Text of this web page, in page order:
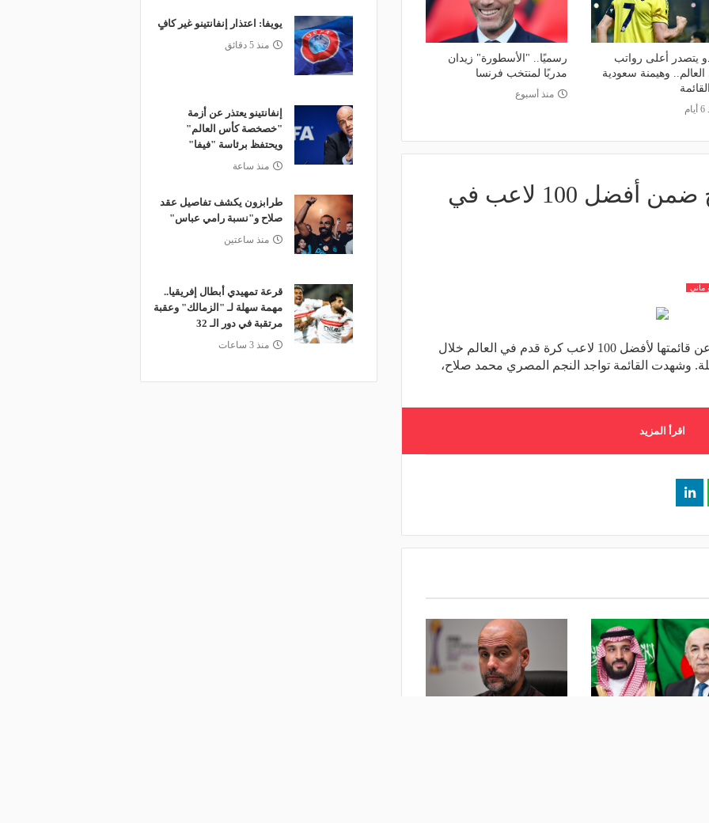
يتصدر أعلى رواتب
العالم.. وهيمنة سعودية
رسميًا.. "الأسطورة" زيدان
مدربًا لمنتخب فرنسا
منذ أسبوع
بالصور - محمد صلاح ضمن أفضل 100 لاعب في
ماني
كشفت صحيفة ذا جارديان البريطانية عن قائمتها لأفضل 100 لاعب كرة قدم في العالم خلال
قليلة. وشهدت القائمة تواجد النجم المصري محمد صلاح،
اقرأ المزيد
يويفا: اعتذار إنفانتينو غير كافٍ
منذ 5 دقائق
إنفانتينو يعتذر عن أزمة
"خصخصة كأس العالم"
ويحتفظ برئاسة "فيفا"
منذ ساعة
طرابزون يكشف تفاصيل عقد
صلاح و"نسبة رامي عباس"
منذ ساعتين
قرعة تمهيدي أبطال إفريقيا..
مهمة سهلة لـ "الزمالك" وعقبة
مرتقبة في دور الـ 32
منذ 3 ساعات